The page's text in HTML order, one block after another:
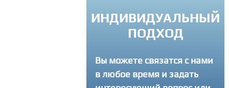
ИНДИВИДУАЛЬНЫЙ
ПОДХОД
Вы можете связатся с нами
в любое время и задать